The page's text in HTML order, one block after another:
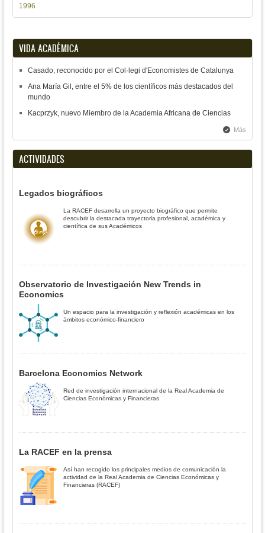
1996
VIDA ACADÉMICA
Casado, reconocido por el Col·legi d'Economistes de Catalunya
Ana María Gil, entre el 5% de los científicos más destacados del
mundo
Kacprzyk, nuevo Miembro de la Academia Africana de Ciencias
Más
ACTIVIDADES
Legados biográficos
La RACEF desarrolla un proyecto biográfico que permite
descubrir la destacada trayectoria profesional, académica y
científica de sus Académicos
Observatorio de Investigación New Trends in
Economics
Un espacio para la investigación y reflexión académicas en los
ámbitos económico-financiero
Barcelona Economics Network
Red de investigación internacional de la Real Academia de
Ciencias Económicas y Financieras
La RACEF en la prensa
Así han recogido los principales medios de comunicación la
actividad de la Real Academia de Ciencias Económicas y
Financieras (RACEF)